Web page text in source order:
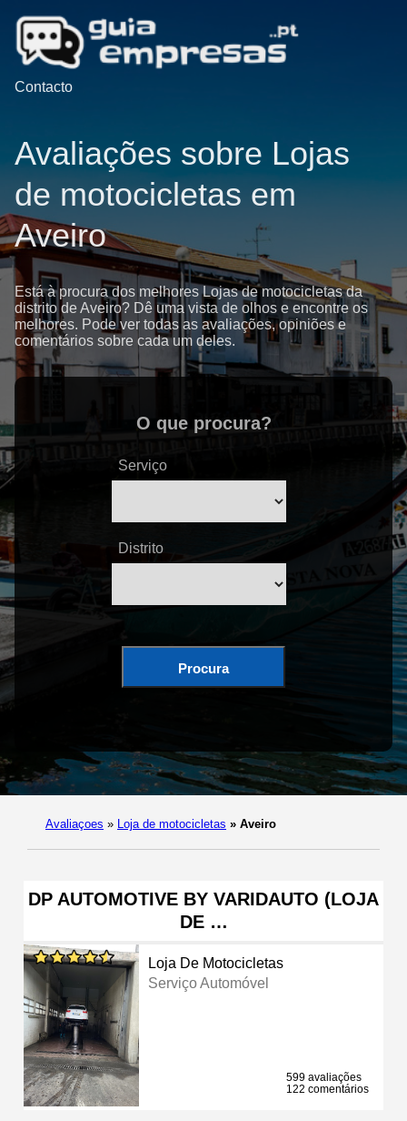
Contacto
Avaliações sobre Lojas
de motocicletas em
Aveiro
Está à procura dos melhores Lojas de motocicletas da
distrito de Aveiro? Dê uma vista de olhos e encontre os
melhores. Pode ver todas as avaliações, opiniões e
comentários sobre cada um deles.
O que procura?
Serviço
Distrito
Procura
Avaliaçoes » Loja de motocicletas » Aveiro
DP AUTOMOTIVE BY VARIDAUTO (LOJA
DE …
Loja De Motocicletas
Serviço Automóvel
599 avaliações
122 comentários